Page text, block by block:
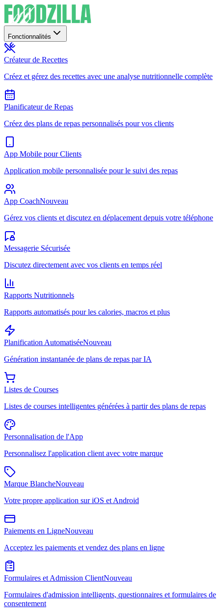
Fonctionnalités
Créateur de Recettes
Créez et gérez des recettes avec une analyse nutritionnelle complète
Planificateur de Repas
Créez des plans de repas personnalisés pour vos clients
App Mobile pour Clients
Application mobile personnalisée pour le suivi des repas
App CoachNouveau
Gérez vos clients et discutez en déplacement depuis votre téléphone
Messagerie Sécurisée
Discutez directement avec vos clients en temps réel
Rapports Nutritionnels
Rapports automatisés pour les calories, macros et plus
Planification AutomatiséeNouveau
Génération instantanée de plans de repas par IA
Listes de Courses
Listes de courses intelligentes générées à partir des plans de repas
Personnalisation de l'App
Personnalisez l'application client avec votre marque
Marque BlancheNouveau
Votre propre application sur iOS et Android
Paiements en LigneNouveau
Acceptez les paiements et vendez des plans en ligne
Formulaires et Admission ClientNouveau
Formulaires d'admission intelligents, questionnaires et formulaires de
consentement